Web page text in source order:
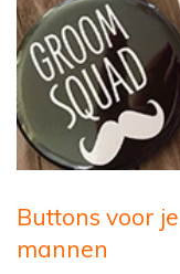
Buttons voor
mannen